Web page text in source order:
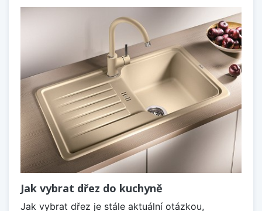
Jak vybrat dřez do kuchyně
Jak vybrat dřez je stále aktuální otázkou,